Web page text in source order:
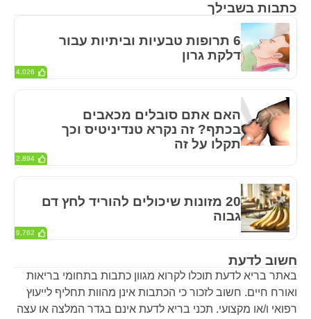
חשוב לדעת
באתר בריא לדעת תוכלו לקרוא מגוון כתבות בתחומי בריאות
ואורח חיים. חשוב לזכור כי הכתבות אינן מהוות תחליף לייעוץ
רפואי ו/או מקצועי. תכני בריא לדעת אינם בגדר המלצה או עצה
כתבות בשבילך
6 תרופות טבעיות וביתיות עבור
דלקת גרון
4,026
האם אתם סובלים מכאבים
בכתף? זה נקרא טנדיניטיס וכך
תקלו על זה
2,894
20 מזונות שיכולים להוריד לחץ דם
גבוה
9,762